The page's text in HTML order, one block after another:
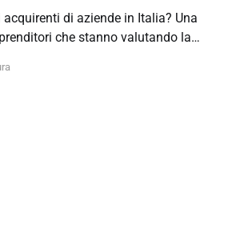
di aziende in Italia? Una
che stanno valutando la